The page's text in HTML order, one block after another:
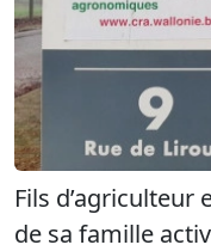
Fils d’agriculteur
de sa famille